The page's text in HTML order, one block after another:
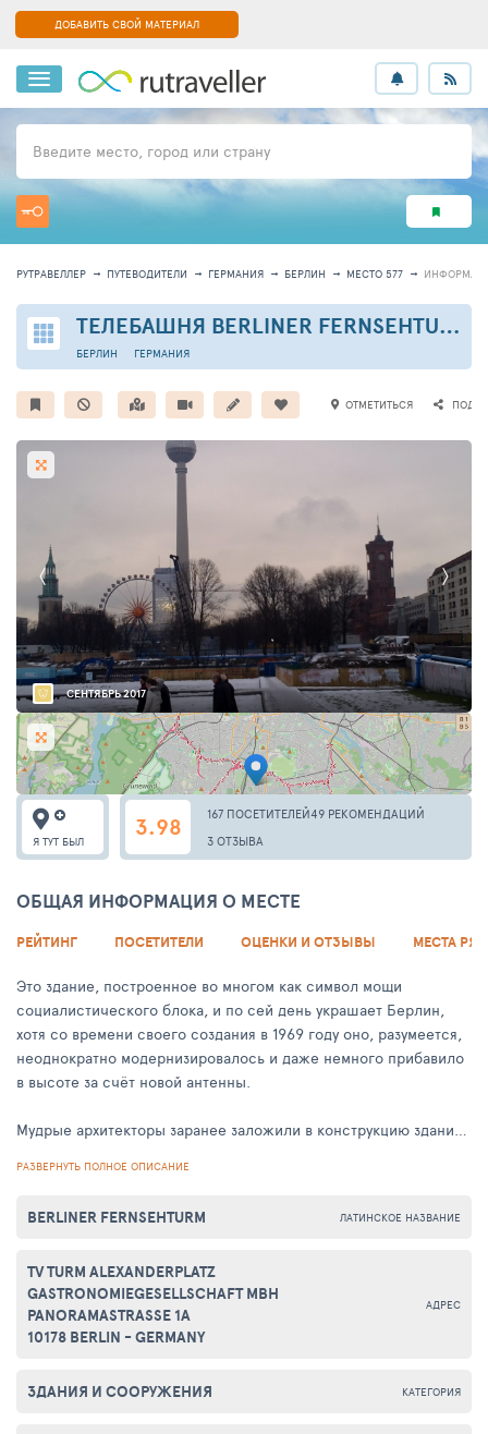
ДОБАВИТЬ СВОЙ МАТЕРИАЛ
Введите место, город или страну
РУТРАВЕЛЛЕР ПУТЕВОДИТЕЛИ ГЕРМАНИЯ БЕРЛИН МЕСТО 577
ТЕЛЕБАШНЯ BERLINER FERNSEHTURM
ГЕРМАНИЯ
БЕРЛИН
ОТМЕТИТЬСЯ
СЕНТЯБРЬ 2017
3.98 167 ПОСЕТИТЕЛЕЙ49 РЕКОМЕНДАЦИЙ
3 ОТЗЫВА
Я ТУТ БЫЛ
ОБЩАЯ ИНФОРМАЦИЯ О МЕСТЕ
РЕЙТИНГ ПОСЕТИТЕЛИ ОЦЕНКИ И ОТЗЫВЫ МЕСТА
Это здание, построенное во многом как символ мощи
социалистического блока, и по сей день украшает Берлин,
хотя со времени своего создания в 1969 году оно, разумеется,
неоднократно модернизировалось и даже немного прибавило
в высоте за счёт новой антенны.
Мудрые архитекторы заранее заложили в конструкцию здания
поднимаясь на лифтах на более чем двухсотметровую высоту,
открываются со смотровой площадки Берлинской телебашни
славна не только своей живописной панорамой на Берлин, но
и одним из лучших в Берлине ресторанов, который находится
в этом же здании чуть выше.
Берлина – обязательный пункт в программе для каждого, кто
РАЗВЕРНУТЬ ПОЛНОЕ ОПИСАНИЕ
ЛАТИНСКОЕ НАЗВАНИЕ
BERLINER FERNSEHTURM
АДРЕС
TV TURM ALEXANDERPLATZ
GASTRONOMIEGESELLSCHAFT MBH
PANORAMASTRASSE 1A
10178 BERLIN - GERMANY
КАТЕГОРИЯ
ЗДАНИЯ И СООРУЖЕНИЯ